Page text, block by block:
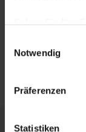
Sofern Sie Ihre
Daten von
IP-Adressen)
Speicherung
Daten für die
Notwendig
Präferenzen
Statistiken
Logistiknummer: